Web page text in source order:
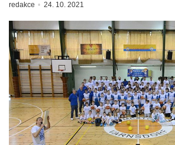
redakce 24. 10. 2021